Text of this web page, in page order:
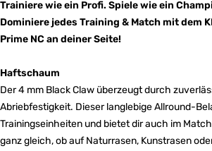
Trainiere wie ein Profi. Spiele wie ein
Dominiere jedes Training & Match mit dem
Prime NC an deiner Seite!
Haftschaum
Der 4 mm Black Claw überzeugt durch
Abriebfestigkeit. Dieser langlebige Allround-
Trainingseinheiten und bietet dir auch im
ganz gleich, ob auf Naturrasen, Kunstrasen